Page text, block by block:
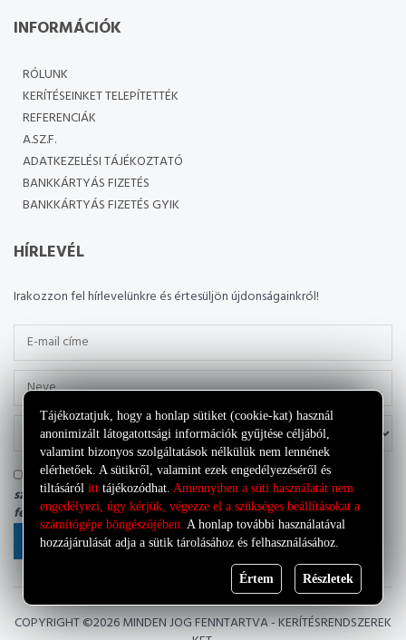
INFORMÁCIÓK
RÓLUNK
KERÍTÉSEINKET TELEPÍTETTÉK
REFERENCIÁK
A.SZ.F.
ADATKEZELÉSI TÁJÉKOZTATÓ
BANKKÁRTYÁS FIZETÉS
BANKKÁRTYÁS FIZETÉS GYIK
HÍRLEVÉL
Irakozzon fel hírlevelünkre és értesüljön újdonságainkról!
Tudomásul veszem, hogy az adatkezelő a most megadott
személyes adataimat a sajátAdatkezelési tájékoztatójának
feltételei szerint kezelheti.
FELIRATKOZÁS
COPYRIGHT ©2026 MINDEN JOG FENNTARTVA - KERÍTÉSRENDSZEREK
Tájékoztatjuk, hogy a honlap sütiket (cookie-kat) használ
anonimizált látogatottsági információk gyűjtése céljából,
valamint bizonyos szolgáltatások nélkülük nem lennének
elérhetőek. A sütikről, valamint ezek engedélyezéséről és
tiltásáról itt tájékozódhat. Amennyiben a süti használatát nem
engedélyezi, úgy kérjük, végezze el a szükséges beállításokat a
számítógépe böngészőjében. A honlap további használatával
hozzájárulását adja a sütik tárolásához és felhasználásához.
Értem Részletek